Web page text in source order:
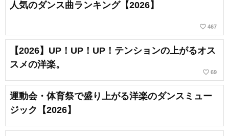
人気のダンス曲ランキング【2026】
favorite_border 467
【2026】UP！UP！UP！テンションの上がるオス
スメの洋楽。
favorite_border 69
運動会・体育祭で盛り上がる洋楽のダンスミュー
ジック【2026】